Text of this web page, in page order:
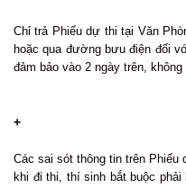
Chỉ trả Phiếu dự thi tại Văn
hoặc qua đường bưu điện đối
đảm bảo vào 2 ngày trên,
+
Các sai sót thông tin trên
khi đi thi, thí sinh bắt buộc